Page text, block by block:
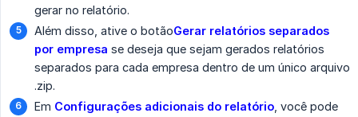
gerar no relatório.
Além disso, ative o botãoGerar relatórios separados
por empresa se deseja que sejam gerados relatórios
separados para cada empresa dentro de um único arquivo
.zip.
Em Configurações adicionais do relatório , você pode